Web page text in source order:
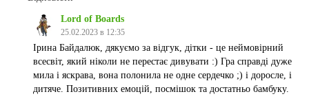
Lord of Boards
25.02.2023 в 12:35
Ірина Байдалюк, дякуємо за відгук, дітки - це неймовірний
всесвіт, який ніколи не перестає дивувати :) Гра справді дуже
мила і яскрава, вона полонила не одне сердечко ;) і доросле, і
дитяче. Позитивних емоцій, посмішок та достатньо бамбуку.